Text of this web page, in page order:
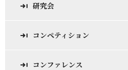
研究会
コンペティション
コンファレンス